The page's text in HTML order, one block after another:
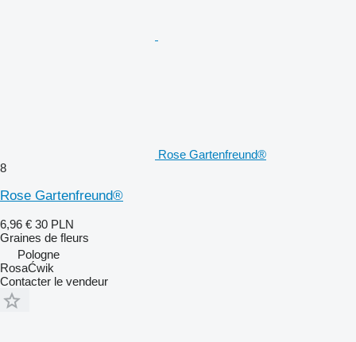
Rose Gartenfreund®
8
Rose Gartenfreund®
6,96 € 30 PLN
Graines de fleurs
Pologne
RosaĆwik
Contacter le vendeur